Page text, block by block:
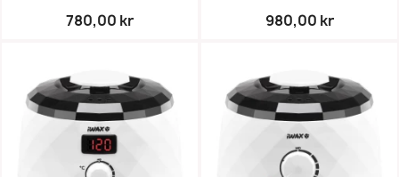
780,00 kr 980,00 kr